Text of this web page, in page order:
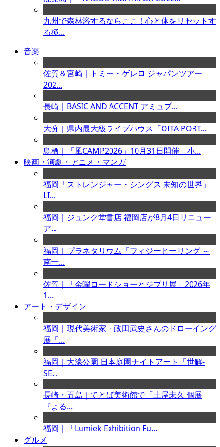
九州で森林浴するならここ！心と体をリセットす
る極...
音楽
佐賀＆宮崎｜トミー・ゲレロ ジャパンツアー
202...
長崎｜BASIC AND ACCENT アミュプ...
大分｜県内最大級ライブハウス「OITA PORT...
鳥栖｜「風CAMP2026」10月31日開催 小...
映画・演劇・アニメ・マンガ
福岡「ストレンジャー・シングス 未知の世界」
LI...
福岡｜ジュンク堂書店 福岡店が8月4日リニュー
ア...
福岡｜プラネタリウム「フィジーヒーリング ～
南十...
佐賀｜「金曜ロードショーとジブリ展」2026年
1...
アート・デザイン
福岡｜現代美術家・政田武史さんのドローイング
展「...
福岡｜大濠公園 日本庭園ナイトアート「世解-
SE...
長崎・五島｜てとば美術館で「土屋未久 個展
『よる...
福岡｜「Lumiek Exhibition Fu...
グルメ